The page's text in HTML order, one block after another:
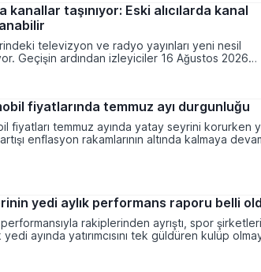
kanallar taşınıyor: Eski alıcılarda kanal
televizyon ve radyo yayınları yeni nesil
Geçişin ardından izleyiciler 16 Ağustos 2026
aynı yörünge konumunda bulunması
kullanılan televizyon veya uydu alıcısının TKGS
olmamasına göre bazı kullanıcıların kanal
gerekebilecek.
fiyatlarında temmuz ayı durgunluğu
fiyatları temmuz ayında yatay seyrini korurken
enflasyon rakamlarının altında kalmaya
düzeyde gerçekleşti.
yedi aylık performans raporu belli
rakiplerinden ayrıştı, spor şirketleri
yedi ayında yatırımcısını tek güldüren kulüp
siyah-beyazlıların hisseleri yüzde 17,2